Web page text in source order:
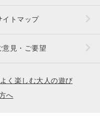
イトマップ
意見・ご要望
く楽しむ大人の遊び
へ